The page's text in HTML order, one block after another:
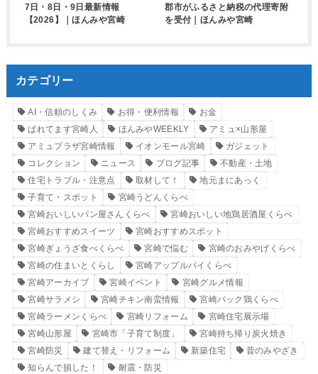
7日・8日・9日最新情報
【2026】｜ほんみや宮崎
郡市がふるさと納税の代理寄附
を受付｜ほんみや宮崎
カテゴリー
AI・信頼のしくみ お得・便利情報
お金
ばれてます宮崎人
ほんみやWEEKLY
アミュ×山形屋
アミュプラザ宮崎情報
イオンモール宮崎
ガジェット
コレクション
ニュース ブログ記事
不動産・土地
住宅トラブル・注意点
取材して！
地元まにあっく
子育て・スポット
宮崎うどんくらべ
宮崎おいしいパン屋さんくらべ
宮崎おいしい地鶏居酒屋くらべ
宮崎おすすめスイーツ
宮崎おすすめスポット
宮崎ぎょうざ食べくらべ
宮崎で悩む
宮崎のおみやげくらべ
宮崎の住まいとくらし
宮崎アップルパイくらべ
宮崎アーカイブ
宮崎イベント
宮崎グルメ情報
宮崎サラメシ
宮崎チキン南蛮情報
宮崎パック鶏くらべ
宮崎ラーメンくらべ
宮崎リフォーム
宮崎住宅展示場
宮崎山形屋
宮崎市「子育て制度」
宮崎持ち帰り炭火焼き
宮崎防災
建て替え・リフォーム 新築住宅
昔のみやざき
知らんで損した！
耐震・防災